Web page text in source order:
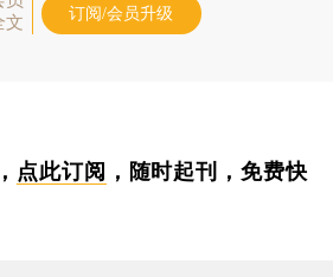
文
订阅/会员升级
点此订阅 ，随时起刊，免费快